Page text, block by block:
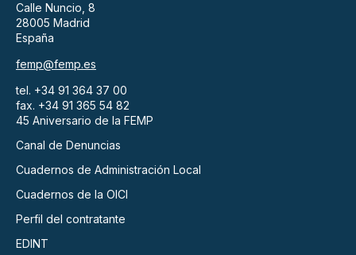
Calle Nuncio, 8
28005 Madrid
España
femp@femp.es
tel. +34 91 364 37 00
fax. +34 91 365 54 82
45 Aniversario de la FEMP
Canal de Denuncias
Cuadernos de Administración Local
Cuadernos de la OICI
Perfil del contratante
EDINT